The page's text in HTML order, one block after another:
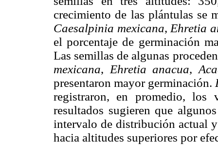
crecimiento de las plántulas se
Caesalpinia mexicana, Ehretia
el porcentaje de germinación
Las semillas de algunas
mexicana, Ehretia anacua,
presentaron mayor germinación.
registraron, en promedio,
resultados sugieren que
intervalo de distribución actual
hacia altitudes superiores por